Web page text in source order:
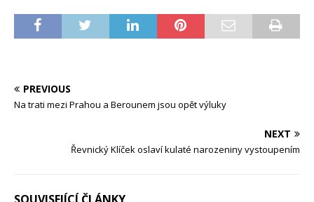
PREVIOUS
Na trati mezi Prahou a Berounem jsou opět výluky
NEXT
Řevnický Klíček oslaví kulaté narozeniny vystoupením